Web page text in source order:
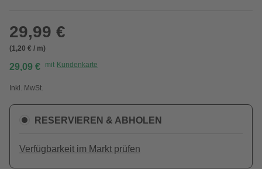
29,99 €
(1,20 € / m)
29,09 € mit Kundenkarte
Inkl. MwSt.
RESERVIEREN & ABHOLEN
Verfügbarkeit im Markt prüfen